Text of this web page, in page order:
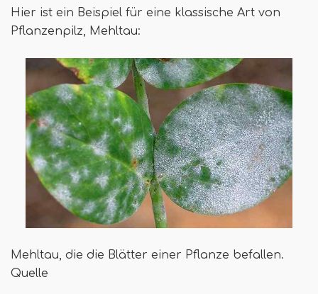
Hier ist ein Beispiel für eine klassische Art von
Pflanzenpilz, Mehltau:
Mehltau, die die Blätter einer Pflanze befallen.
Quelle